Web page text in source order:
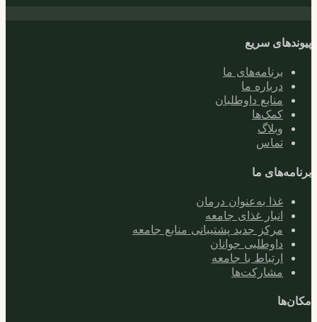
پیوندهای سریع
برنامه‌های ما
درباره ما
منابع داوطلبان
کمک‌ها
وبلاگ
تماس
برنامه‌های ما
غذا به‌عنوان درمان
انبار غذای جامعه
مرکز جدید پشتیبانی منابع جامعه
داوطلبی جوانان
ارتباط با جامعه
مشارکت‌ها
مکان‌ها